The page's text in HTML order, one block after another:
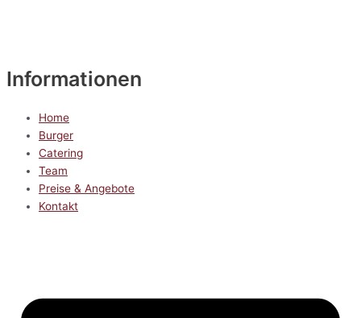
Informationen
Home
Burger
Catering
Team
Preise & Angebote
Kontakt